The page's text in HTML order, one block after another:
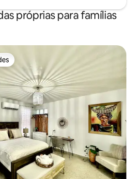
próprias para famílias